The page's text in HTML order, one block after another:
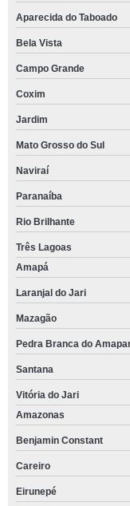
Aparecida do Taboado
Bela Vista
Campo Grande
Coxim
Jardim
Mato Grosso do Sul
Naviraí
Paranaíba
Rio Brilhante
Três Lagoas
Amapá
Laranjal do Jari
Mazagão
Pedra Branca do
Santana
Vitória do Jari
Amazonas
Benjamin Constant
Careiro
Eirunepé